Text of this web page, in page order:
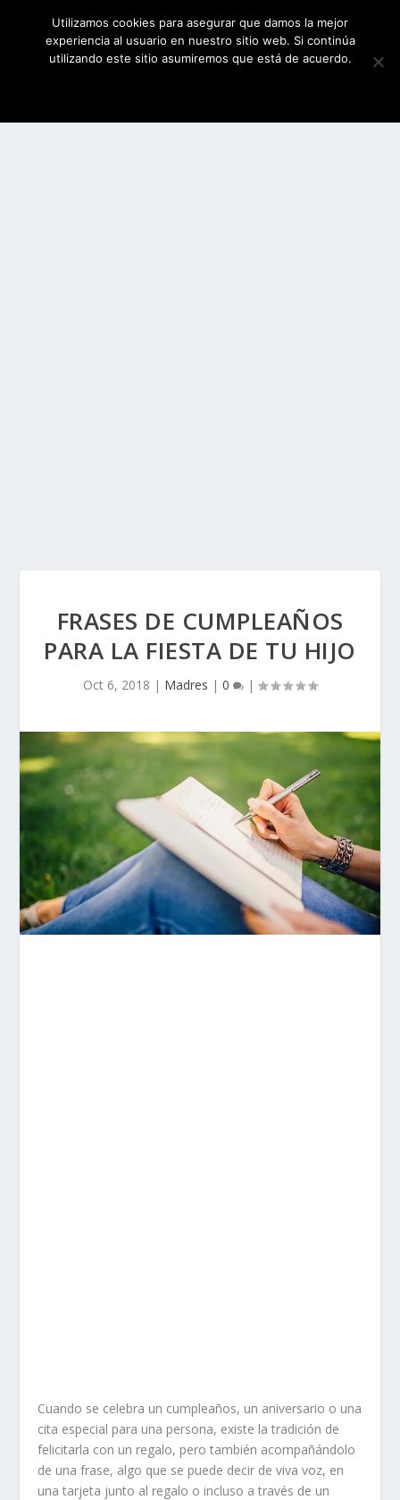
FRASES DE CUMPLEAÑOS
PARA LA FIESTA DE TU HIJO
Oct 6, 2018 | Madres | 0 |
Cuando se celebra un cumpleaños, un aniversario o una
cita especial para una persona, existe la tradición de
felicitarla con un regalo, pero también acompañándolo
de una frase, algo que se puede decir de viva voz, en
una tarjeta junto al regalo o incluso a través de un
Utilizamos cookies para asegurar que damos la mejor
experiencia al usuario en nuestro sitio web. Si continúa
utilizando este sitio asumiremos que está de acuerdo.